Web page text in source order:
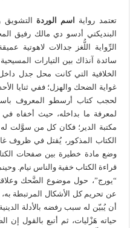
تعتمد رواية اسم الوردة
التشويق
البنديكتي أدسو دي مالك رفيق
الرِّواية اللُّغز جدالات لاهوتية
سائدة آنذاك بين التيارات
الخلافية التي كانت محل جدل
غواية الضحك والهزل؛ ففي ثنايا
لحجب كتاب أرسطو المعروف
لمعرفة ما بداخله، حيث أخفاه
مكتبة الدير؛ فكان كل من سوَّلت
الكتاب المذكور، يُقتل في ظروف
وضع مادة خطيرة بين صفحات
قراءة الكتاب خفية والناس نيام.
“يورج”، حول موضوع الضَّحك
عن تحريم كل الأشكال المرتبطة
أن يُبيّن له سبب رفضه بالأدلة
حياته هَزْليات، ثم أتبع بالقول إن